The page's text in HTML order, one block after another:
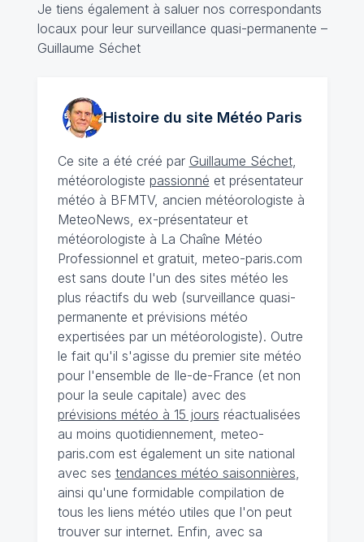
Je tiens également à saluer nos correspondants
locaux pour leur surveillance quasi-permanente –
Guillaume Séchet
Histoire du site MétéoParis
Ce site a été créé par Guillaume Séchet,
météorologiste passionné et présentateur
météo à BFMTV, ancien météorologiste à
MeteoNews, ex-présentateur et
météorologiste à La Chaîne Météo
Professionnel et gratuit, meteo-paris.com
est sans doute l'un des sites météo les
plus réactifs du web (surveillance quasi-
permanente et prévisions météo
expertisées par un météorologiste). Outre
le fait qu'il s'agisse du premier site météo
pour l'ensemble de Ile-de-France (et non
pour la seule capitale) avec des
prévisions météo à 15 jours réactualisées
au moins quotidiennement, meteo-
paris.com est également un site national
avec ses tendances météo saisonnières,
ainsi qu'une formidable compilation de
tous les liens météo utiles que l'on peut
trouver sur internet. Enfin, avec sa